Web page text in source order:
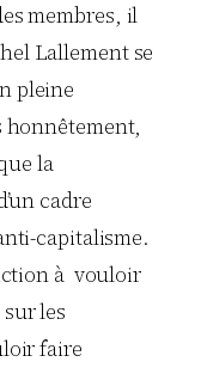
membres, il
Lallement se
pleine
honnêtement,
la
cadre
capitalisme.
à vouloir
les
faire